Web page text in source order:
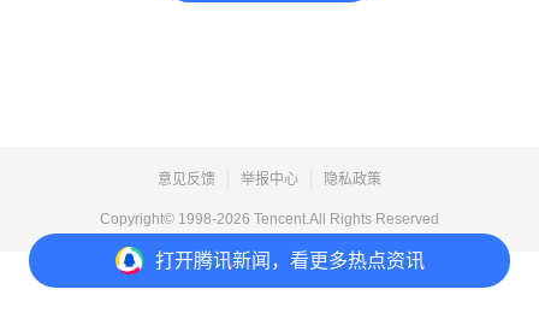
打开腾讯新闻，看更多热点资讯
意见反馈 举报中心 隐私政策
Copyright© 1998-2026 Tencent.All Rights Reserved